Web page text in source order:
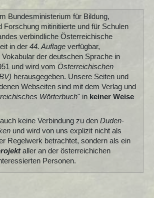
Bundesministerium für Bildung,
Forschung mitinitiierte und für Schulen
verbindliche Österreichische
in der 44. Auflageverfügbar,
der deutschen Sprache in
und wird vom Österreichischen
herausgegeben. Unsere Seiten und
Webseiten sind mit dem Verlag und
Wörterbuch" in keiner Weise
keine Verbindung zu den Duden-
und wird von uns explizit nicht als
Regelwerk betrachtet, sondern als ein
aller an der österreichichen
Personen.